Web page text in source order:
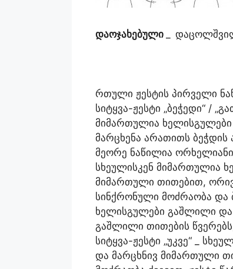
დაოჯახებული
რთული ჟესტის პირველი
სიტყვა-ჟესტი „ბეჭედი“ /
მიმართულია
მარცხენა არათითს
მეორე ნაწილია ორხელიანი,
სხეულისკენ მიმართულია
მიმართული თითებით,
სინქრონული მოძრაობა და
ხელისგულები გაშლილი და
გაშლილი თითების
სიტყვა-ჟესტი „უკვე“ _
და მარცხნივ მიმართული